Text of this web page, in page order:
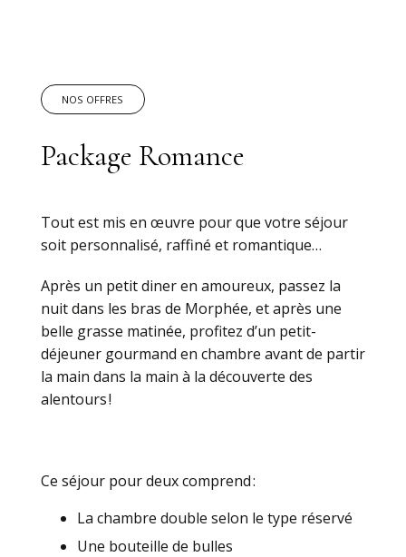
NOS OFFRES
Package Romance
Tout est mis en œuvre pour que votre séjour
soit personnalisé, raffiné et romantique…
Après un petit diner en amoureux, passez la
nuit dans les bras de Morphée, et après une
belle grasse matinée, profitez d’un petit-
déjeuner gourmand en chambre avant de partir
la main dans la main à la découverte des
alentours !
Ce séjour pour deux comprend :
La chambre double selon le type réservé
Une bouteille de bulles